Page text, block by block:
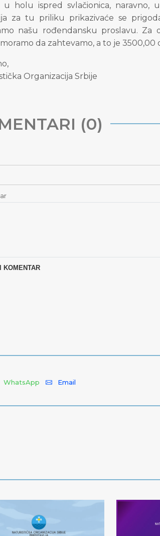
u holu ispred svlačionica, naravno,
za tu priliku prikazivaće se
našu rođendansku proslavu. Za
da zahtevamo, a to je 3500,00
Organizacija Srbije
(0)
WhatsApp Email